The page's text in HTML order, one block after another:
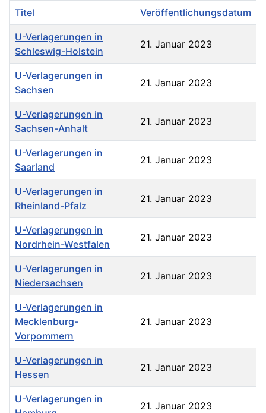
Titel Veröffentlichungsdatum
U-Verlagerungen in
Schleswig-Holstein
21. Januar 2023
U-Verlagerungen in
Sachsen
21. Januar 2023
U-Verlagerungen in
Sachsen-Anhalt
21. Januar 2023
U-Verlagerungen in
Saarland
21. Januar 2023
U-Verlagerungen in
Rheinland-Pfalz
21. Januar 2023
U-Verlagerungen in
Nordrhein-Westfalen
21. Januar 2023
U-Verlagerungen in
Niedersachsen
21. Januar 2023
U-Verlagerungen in
Mecklenburg-
Vorpommern
21. Januar 2023
U-Verlagerungen in
Hessen
21. Januar 2023
U-Verlagerungen in
21. Januar 2023